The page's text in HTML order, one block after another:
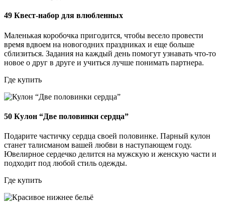
49 Квест-набор для влюбленных
Маленькая коробочка пригодится, чтобы весело провести
время вдвоем на новогодних праздниках и еще больше
сблизиться. Задания на каждый день помогут узнавать что-то
новое о друг в друге и учиться лучше понимать партнера.
Где купить
50 Кулон “Две половинки сердца”
Подарите частичку сердца своей половинке. Парный кулон
станет талисманом вашей любви в наступающем году.
Ювелирное сердечко делится на мужскую и женскую части и
подходит под любой стиль одежды.
Где купить